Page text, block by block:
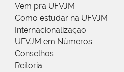
Vem pra UFVJM
Como estudar na UFVJM
Internacionalização
UFVJM em Números
Conselhos
Reitoria